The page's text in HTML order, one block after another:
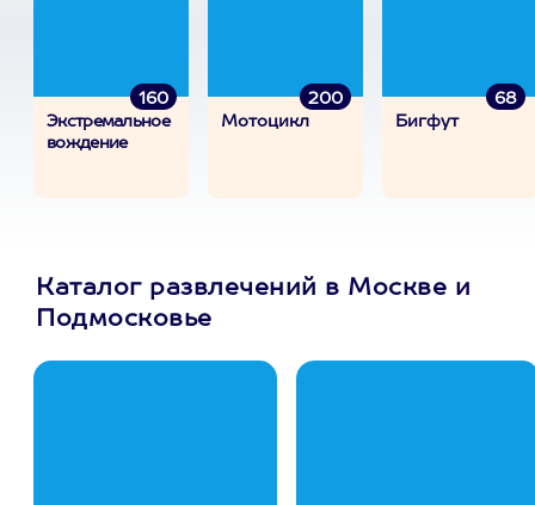
160
Экстремальное
вождение
200
Мотоцикл
68
Бигфут
Каталог развлечений в Москве и
Подмосковье